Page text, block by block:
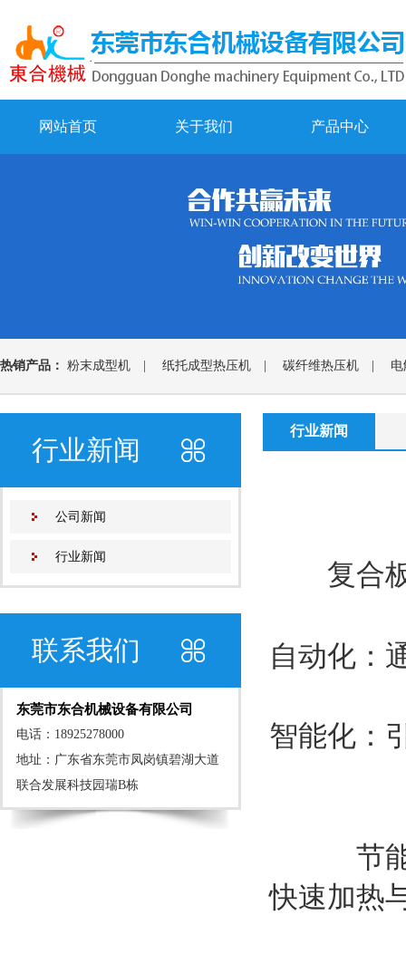
网站首页 关于我们 产品中心
热销产品： 粉末成型机 纸托成型热压机 碳纤维热压机
行业新闻
公司新闻
行业新闻
联系我们
东莞市东合机械设备有限公司
电话：18925278000
地址：广东省东莞市凤岗镇碧湖大道
联合发展科技园瑞B栋
行业新闻
复合
自动化：
智能化：
节
快速加热